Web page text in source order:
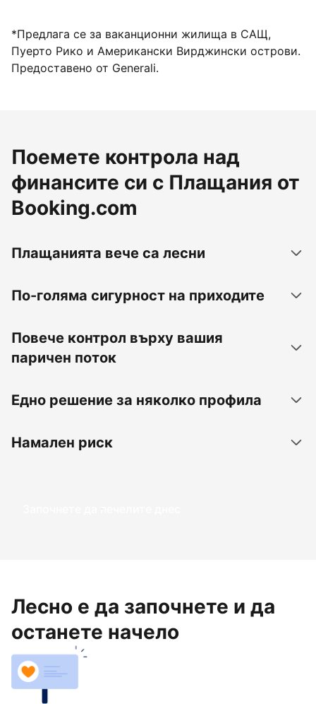
*Предлага се за ваканционни жилища в САЩ,
Пуерто Рико и Американски Вирджински острови.
Предоставено от Generali.
Поемете контрола над
финансите си с Плащания от
Booking.com
Плащанията вече са лесни
По-голяма сигурност на приходите
Повече контрол върху вашия
паричен поток
Едно решение за няколко профила
Намален риск
Започнете да печелите днес
Лесно е да започнете и да
останете начело